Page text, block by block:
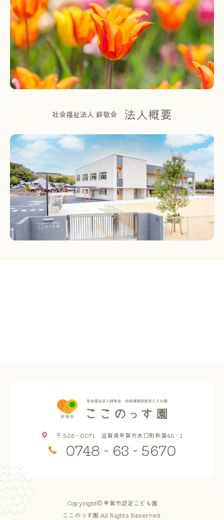
社会福祉法人 絆敬会 法人概要
0748 - 63 - 5670
〒 528 - 0071 滋賀県甲賀市水口町秋葉45 - 1
Copyright© 甲賀市認定こども園
ここのっす園 All Rights Reserved.